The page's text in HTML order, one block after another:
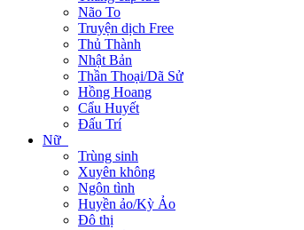
Não To
Truyện dịch Free
Thủ Thành
Nhật Bản
Thần Thoại/Dã Sử
Hồng Hoang
Cẩu Huyết
Đấu Trí
Nữ
Trùng sinh
Xuyên không
Ngôn tình
Huyền ảo/Kỳ Ảo
Đô thị